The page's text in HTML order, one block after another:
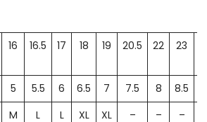
16 16.5 17 18 19 20.5 22 23
5 5.5 6 6.5 7 7.5 8 8.5
M L L XL XL – – –